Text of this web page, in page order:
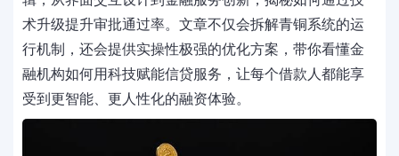
术升级提升审批通过率。文章不仅会拆解青铜系统的运
行机制，还会提供实操性极强的优化方案，带你看懂金
融机构如何用科技赋能信贷服务，让每个借款人都能享
受到更智能、更人性化的融资体验。